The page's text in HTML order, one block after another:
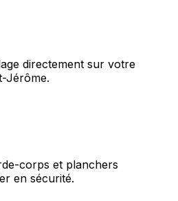
directement sur votre
Jérôme.
corps et planchers
en sécurité.